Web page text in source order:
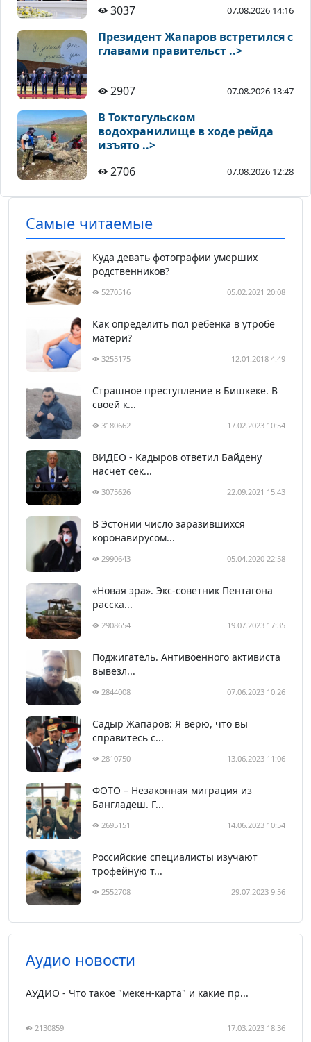
3037 07.08.2026 14:16
Президент Жапаров встретился с
главами правительст ..>
2907 07.08.2026 13:47
В Токтогульском
водохранилище в ходе рейда
изъято ..>
2706
07.08.2026 12:28
Самые читаемые
Куда девать фотографии умерших
родственников?
5270516 05.02.2021 20:08
Как определить пол ребенка в утробе
матери?
3255175 12.01.2018 4:49
Страшное преступление в Бишкеке. В
своей к...
3180662 17.02.2023 10:54
ВИДЕО - Кадыров ответил Байдену
насчет сек...
3075626 22.09.2021 15:43
В Эстонии число заразившихся
коронавирусом...
2990643 05.04.2020 22:58
«Новая эра». Экс-советник Пентагона
расска...
2908654 19.07.2023 17:35
Поджигатель. Антивоенного активиста
вывезл...
2844008 07.06.2023 10:26
Садыр Жапаров: Я верю, что вы
справитесь с...
2810750 13.06.2023 11:06
ФОТО – Незаконная миграция из
Бангладеш. Г...
2695151 14.06.2023 10:54
Российские специалисты изучают
трофейную т...
2552708 29.07.2023 9:56
Аудио новости
АУДИО - Что такое "мекен-карта" и какие пр...
2130859 17.03.2023 18:36